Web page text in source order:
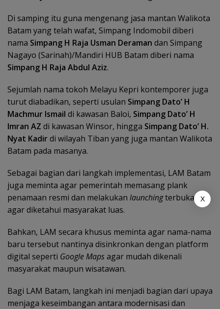
Di samping itu guna mengenang jasa mantan Walikota
Batam yang telah wafat, Simpang Indomobil diberi
nama Simpang H Raja Usman Deraman dan Simpang
Nagayo (Sarinah)/Mandiri HUB Batam diberi nama
Simpang H Raja Abdul Aziz.
Sejumlah nama tokoh Melayu Kepri kontemporer juga
turut diabadikan, seperti usulan Simpang Dato’ H
Machmur Ismail di kawasan Baloi, Simpang Dato’ H
Imran AZ di kawasan Winsor, hingga Simpang Dato’ H.
Nyat Kadirdi wilayah Tiban yang juga mantan Walikota
Batam pada masanya.
Sebagai bagian dari langkah implementasi, LAM Batam
juga meminta agar pemerintah memasang plank
penamaan resmi dan melakukan launchingterbuka
agar diketahui masyarakat luas.
Bahkan, LAM secara khusus meminta agar nama-nama
baru tersebut nantinya disinkronkan dengan platform
digital seperti Google Mapsagar mudah dikenali
masyarakat maupun wisatawan.
Bagi LAM Batam, langkah ini menjadi bagian dari upaya
menjaga keseimbangan antara modernisasi dan
X